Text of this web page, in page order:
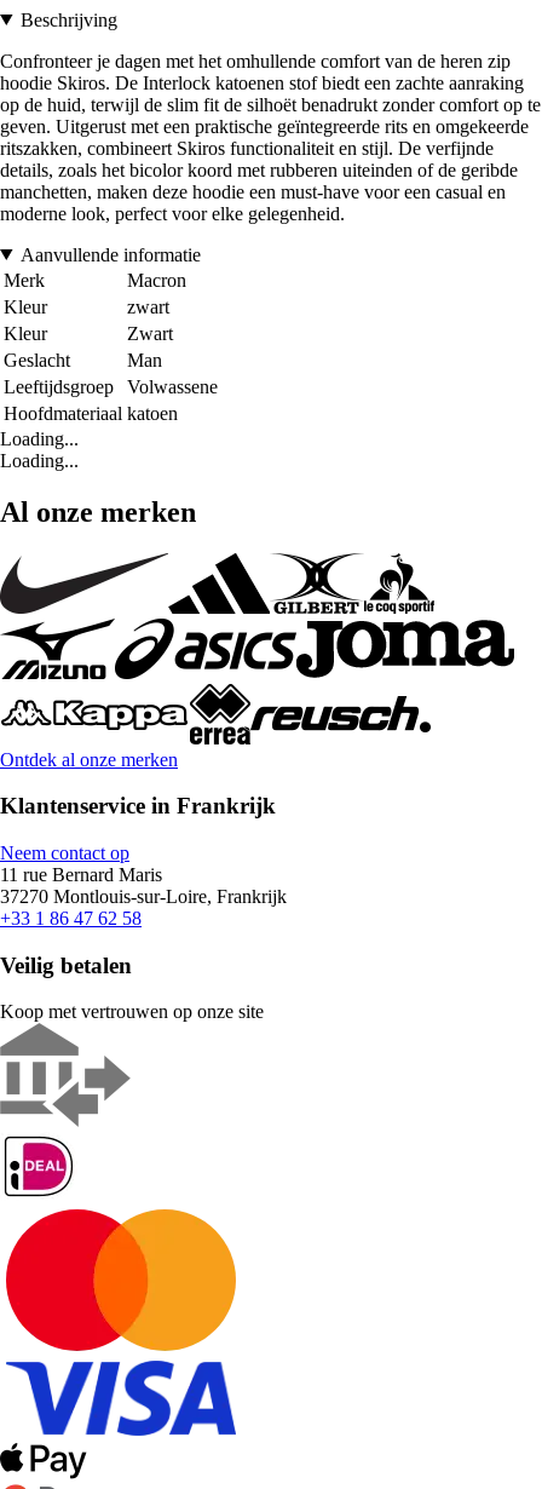
Beschrijving
Confronteer je dagen met het omhullende comfort van de heren zip
hoodie Skiros. De Interlock katoenen stof biedt een zachte aanraking
op de huid, terwijl de slim fit de silhoët benadrukt zonder comfort op te
geven. Uitgerust met een praktische geïntegreerde rits en omgekeerde
ritszakken, combineert Skiros functionaliteit en stijl. De verfijnde
details, zoals het bicolor koord met rubberen uiteinden of de geribde
manchetten, maken deze hoodie een must-have voor een casual en
moderne look, perfect voor elke gelegenheid.
Aanvullende informatie
Merk
Macron
Kleur
zwart
Kleur
Zwart
Geslacht
Man
Leeftijdsgroep
Volwassene
Hoofdmateriaal katoen
Loading...
Loading...
Al onze merken
Ontdek al onze merken
Klantenservice in Frankrijk
Neem contact op
11 rue Bernard Maris
37270 Montlouis-sur-Loire, Frankrijk
+33 1 86 47 62 58
Veilig betalen
Koop met vertrouwen op onze site